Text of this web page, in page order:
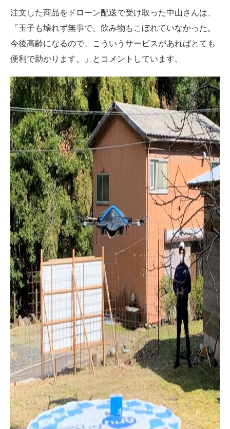
注文した商品をドローン配送で受け取った中山さんは、
「玉子も壊れず無事で、飲み物もこぼれていなかった。
今後高齢になるので、こういうサービスがあればとても
便利で助かります。」とコメントしています。